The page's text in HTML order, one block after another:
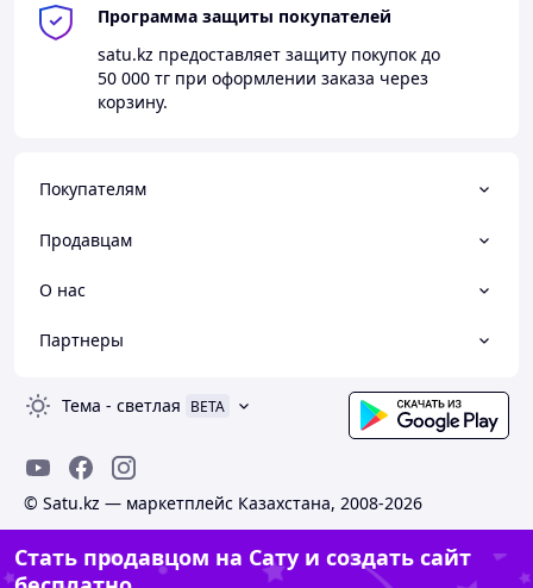
Программа защиты покупателей
satu.kz предоставляет защиту покупок до
50 000 тг при оформлении заказа через
корзину.
Покупателям
Продавцам
О нас
Партнеры
Тема - светлая BETA
© Satu.kz — маркетплейс Казахстана, 2008-2026
Стать продавцом на Сату и создать сайт